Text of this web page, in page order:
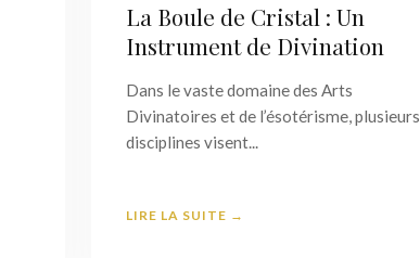
La Boule de Cristal : Un
Instrument de Divination
Dans le vaste domaine des Arts
Divinatoires et de l’ésotérisme, plusieurs
disciplines visent...
LIRE LA SUITE →